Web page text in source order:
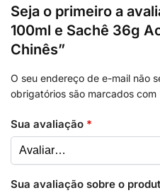
Seja o primeiro a
100ml e Sachê 36g
Chinês”
O seu endereço de e-mail não
obrigatórios são marcados com
Sua avaliação *
Sua avaliação sobre o